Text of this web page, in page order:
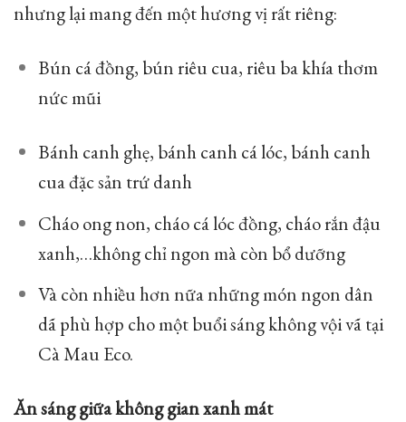
nhưng lại mang đến một hương vị rất riêng:
Bún cá đồng, bún riêu cua, riêu ba khía thơm
nức mũi
Bánh canh ghẹ, bánh canh cá lóc, bánh canh
cua đặc sản trứ danh
Cháo ong non, cháo cá lóc đồng, cháo rắn đậu
xanh,…không chỉ ngon mà còn bổ dưỡng
Và còn nhiều hơn nữa những món ngon dân
dã phù hợp cho một buổi sáng không vội vã tại
Cà Mau Eco.
Ăn sáng giữa không gian xanh mát